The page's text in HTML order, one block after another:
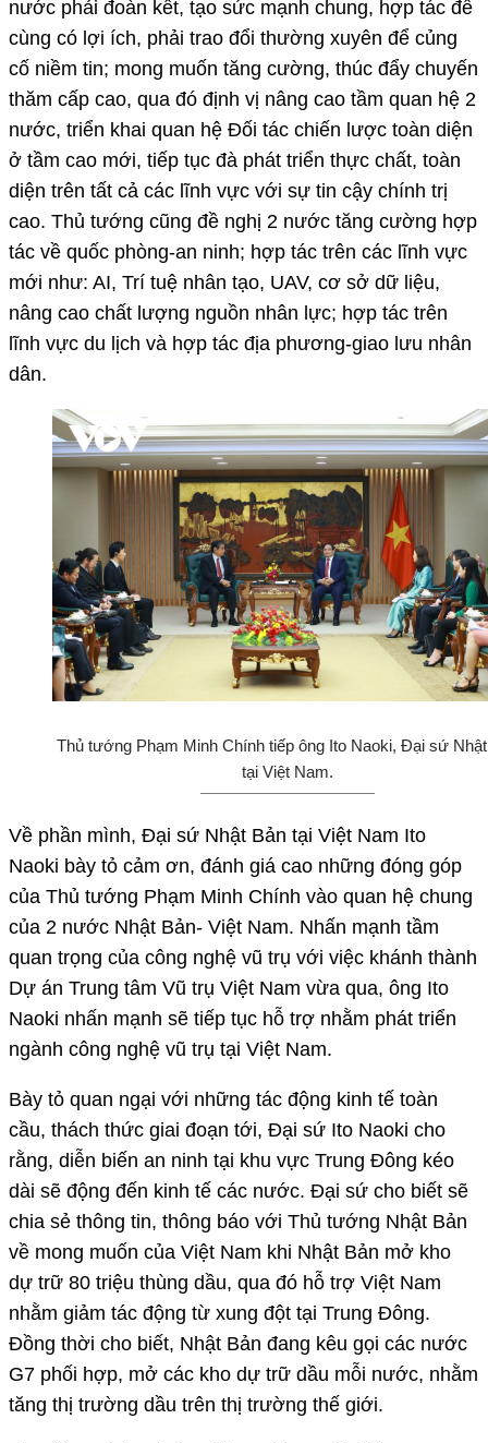
nước phải đoàn kết, tạo sức mạnh chung, hợp tác để
cùng có lợi ích, phải trao đổi thường xuyên để củng
cố niềm tin; mong muốn tăng cường, thúc đẩy chuyến
thăm cấp cao, qua đó định vị nâng cao tầm quan hệ 2
nước, triển khai quan hệ Đối tác chiến lược toàn diện
ở tầm cao mới, tiếp tục đà phát triển thực chất, toàn
diện trên tất cả các lĩnh vực với sự tin cậy chính trị
cao. Thủ tướng cũng đề nghị 2 nước tăng cường hợp
tác về quốc phòng-an ninh; hợp tác trên các lĩnh vực
mới như: AI, Trí tuệ nhân tạo, UAV, cơ sở dữ liệu,
nâng cao chất lượng nguồn nhân lực; hợp tác trên
lĩnh vực du lịch và hợp tác địa phương-giao lưu nhân
dân.
Thủ tướng Phạm Minh Chính tiếp ông Ito Naoki, Đại sứ
tại Việt Nam.
Về phần mình, Đại sứ Nhật Bản tại Việt Nam Ito
Naoki bày tỏ cảm ơn, đánh giá cao những đóng góp
của Thủ tướng Phạm Minh Chính vào quan hệ chung
của 2 nước Nhật Bản- Việt Nam. Nhấn mạnh tầm
quan trọng của công nghệ vũ trụ với việc khánh thành
Dự án Trung tâm Vũ trụ Việt Nam vừa qua, ông Ito
Naoki nhấn mạnh sẽ tiếp tục hỗ trợ nhằm phát triển
ngành công nghệ vũ trụ tại Việt Nam.
Bày tỏ quan ngại với những tác động kinh tế toàn
cầu, thách thức giai đoạn tới, Đại sứ Ito Naoki cho
rằng, diễn biến an ninh tại khu vực Trung Đông kéo
dài sẽ động đến kinh tế các nước. Đại sứ cho biết sẽ
chia sẻ thông tin, thông báo với Thủ tướng Nhật Bản
về mong muốn của Việt Nam khi Nhật Bản mở kho
dự trữ 80 triệu thùng dầu, qua đó hỗ trợ Việt Nam
nhằm giảm tác động từ xung đột tại Trung Đông.
Đồng thời cho biết, Nhật Bản đang kêu gọi các nước
G7 phối hợp, mở các kho dự trữ dầu mỗi nước, nhằm
tăng thị trường dầu trên thị trường thế giới.